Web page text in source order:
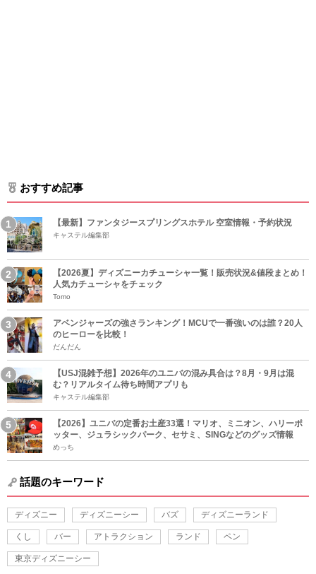
おすすめ記事
【最新】ファンタジースプリングスホテル 空室情報・予約状況
キャステル編集部
【2026夏】ディズニーカチューシャ一覧！販売状況&値段まとめ！
人気カチューシャをチェック
Tomo
アベンジャーズの強さランキング！MCUで一番強いのは誰？20人
のヒーローを比較！
だんだん
【USJ混雑予想】2026年のユニバの混み具合は？8月・9月は混
む？リアルタイム待ち時間アプリも
キャステル編集部
【2026】ユニバの定番お土産33選！マリオ、ミニオン、ハリーポ
ッター、ジュラシックパーク、セサミ、SINGなどのグッズ情報
めっち
話題のキーワード
ディズニー ディズニーシー バズ ディズニーランド
くし バー アトラクション ランド ペン
東京ディズニーシー